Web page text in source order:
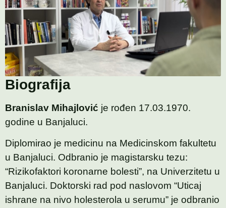
Biografija
Branislav Mihajlović je rođen 17.03.1970.
godine u Banjaluci.
Diplomirao je medicinu na Medicinskom fakultetu
u Banjaluci. Odbranio je magistarsku tezu:
“Rizikofaktori koronarne bolesti”, na Univerzitetu u
Banjaluci. Doktorski rad pod naslovom “Uticaj
ishrane na nivo holesterola u serumu” je odbranio